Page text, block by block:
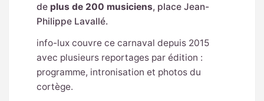
de plus de 200 musiciens, place Jean-
Philippe Lavallé.
info-lux couvre ce carnaval depuis 2015
avec plusieurs reportages par édition :
programme, intronisation et photos du
cortège.